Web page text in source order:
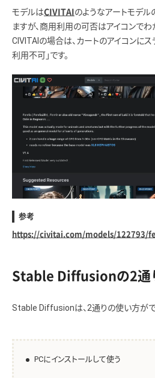
モデルはCIVITAIのようなアートモデル
ますが、商用利用の可否はアイコンでわ
CIVITAIの場合は、カートのアイコンにス
利用不可」です。
参考
https://civitai.com/models/122793/
Stable Diffusionの2通
Stable Diffusionは、2通りの使い方がで
PCにインストールして使う